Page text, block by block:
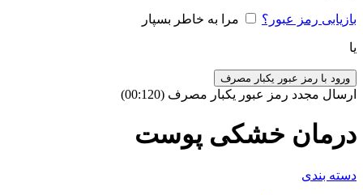
بازیابی رمز عبور؟ مرا به خاطر بسپار
یا
ورود با رمز عبور یکبار مصرف
ارسال مجدد رمز عبور یکبار مصرف (00:
120
)
درمان خشکی پوست
دسته بندی